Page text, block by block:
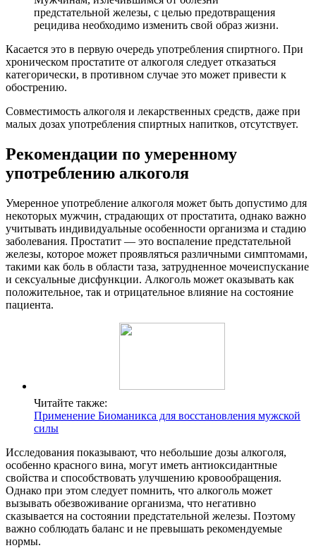
предстательной железы, с целью предотвращения
рецидива необходимо изменить свой образ жизни.
Касается это в первую очередь употребления спиртного. При
хроническом простатите от алкоголя следует отказаться
категорически, в противном случае это может привести к
обострению.
Совместимость алкоголя и лекарственных средств, даже при
малых дозах употребления спиртных напитков, отсутствует.
Рекомендации по умеренному
употреблению алкоголя
Умеренное употребление алкоголя может быть допустимо для
некоторых мужчин, страдающих от простатита, однако важно
учитывать индивидуальные особенности организма и стадию
заболевания. Простатит — это воспаление предстательной
железы, которое может проявляться различными симптомами,
такими как боль в области таза, затрудненное мочеиспускание
и сексуальные дисфункции. Алкоголь может оказывать как
положительное, так и отрицательное влияние на состояние
пациента.
Читайте также:
Применение Биоманикса для восстановления мужской
силы
Исследования показывают, что небольшие дозы алкоголя,
особенно красного вина, могут иметь антиоксидантные
свойства и способствовать улучшению кровообращения.
Однако при этом следует помнить, что алкоголь может
вызывать обезвоживание организма, что негативно
сказывается на состоянии предстательной железы. Поэтому
важно соблюдать баланс и не превышать рекомендуемые
нормы.